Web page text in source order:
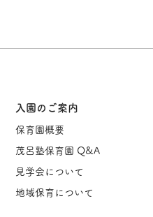
入園のご案内
保育園概要
茂呂塾保育園 Q&A
見学会について
地域保育について